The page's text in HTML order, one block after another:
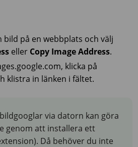
bild på en webbplats och välj
eller Copy Image Address.
klicka på
klistra in länken i fältet.
via datorn kan göra
genom att installera ett
Då behöver du inte